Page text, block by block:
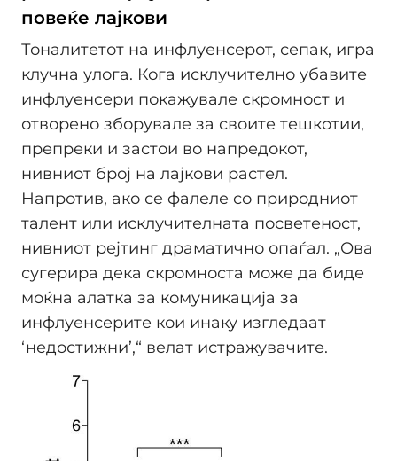
повеќе лајкови
Тоналитетот на инфлуенсерот, сепак, игра
клучна улога. Кога исклучително убавите
инфлуенсери покажувале скромност и
отворено зборувале за своите тешкотии,
препреки и застои во напредокот,
нивниот број на лајкови растел.
Напротив, ако се фалеле со природниот
талент или исклучителната посветеност,
нивниот рејтинг драматично опаѓал. „Ова
сугерира дека скромноста може да биде
моќна алатка за комуникација за
инфлуенсерите кои инаку изгледаат
‘недостижни’,“ велат истражувачите.